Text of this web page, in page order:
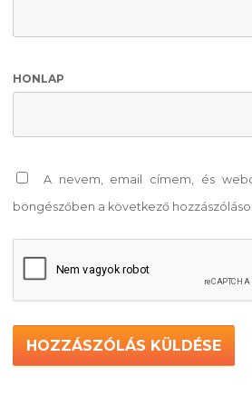
HONLAP
A nevem, email címem, és
böngészőben a következő